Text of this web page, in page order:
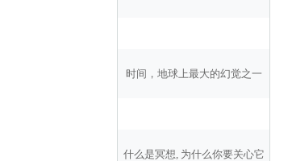
时间，地球上最大的幻觉之一
什么是冥想, 为什么你要关心它